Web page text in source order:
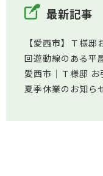
最新記事
【愛西市】Ｔ様
回遊動線のある平
愛西市│Ｔ様邸 お
夏季休業のお知ら